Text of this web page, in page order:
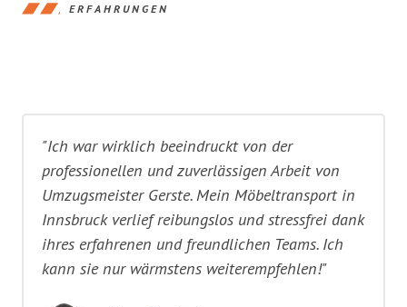
ERFAHRUNGEN
"Ich war wirklich beeindruckt von der
professionellen und zuverlässigen Arbeit von
Umzugsmeister Gerste. Mein Möbeltransport in
Innsbruck verlief reibungslos und stressfrei dank
ihres erfahrenen und freundlichen Teams. Ich
kann sie nur wärmstens weiterempfehlen!"